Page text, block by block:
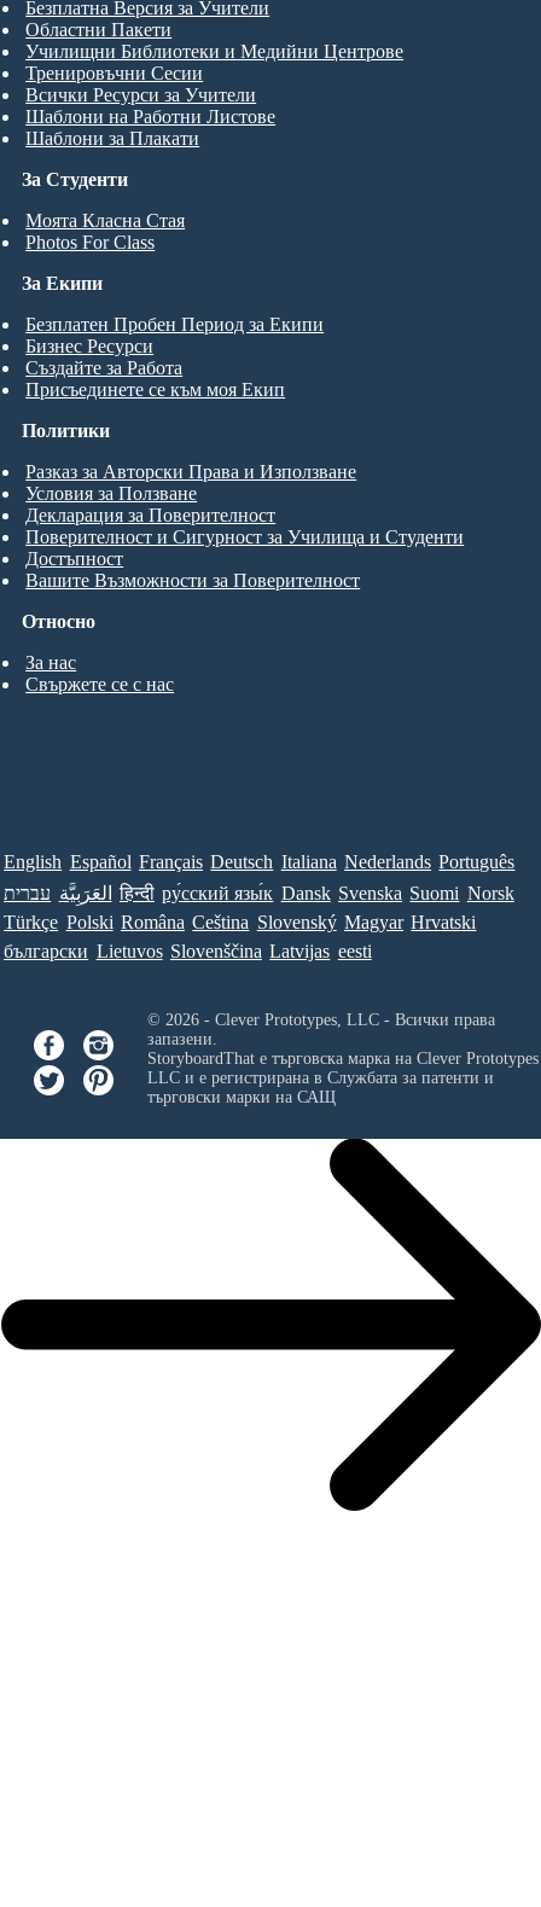
За Студенти
Моята Класна Стая
Photos For Class
Безплатна Версия за Учители
Областни Пакети
Училищни Библиотеки и Медийни Центрове
Тренировъчни Сесии
Всички Ресурси за Учители
Шаблони на Работни Листове
Шаблони за Плакати
За Екипи
Безплатен Пробен Период за Екипи
Бизнес Ресурси
Създайте за Работа
Присъединете се към моя Екип
Относно
За нас
Свържете се с нас
Политики
Разказ за Авторски Права и Използване
Условия за Ползване
Декларация за Поверителност
Поверителност и Сигурност за Училища и Студенти
Достъпност
Вашите Възможности за Поверителност
English Español Français Deutsch Italiana Nederlands Português
עברית العَرَبِيَّة हिन्दी ру́сский язы́к Dansk Svenska Suomi Norsk
Türkçe Polski Româna Ceština Slovenský Magyar Hrvatski
български Lietuvos Slovenščina Latvijas eesti
© 2026 - Clever Prototypes, LLC - Всички права
запазени.
StoryboardThat е търговска марка на Clever
LLCи е регистрирана в Службата за патенти и
търговски марки на САЩ